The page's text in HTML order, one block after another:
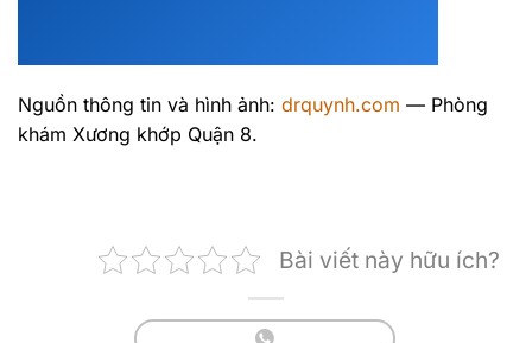
Nguồn thông tin và hình ảnh: drquynh.com — Phòng
khám Xương khớp Quận 8.
Bài viết này hữu ích?